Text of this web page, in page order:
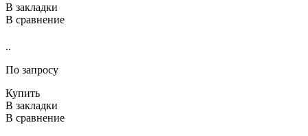
В закладки
В сравнение
..
По запросу
Купить
В закладки
В сравнение